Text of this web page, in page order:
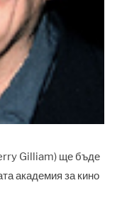
Gilliam) ще бъде
академия за кино